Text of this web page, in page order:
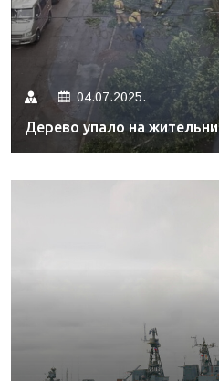
04.07.2025.
Дерево упало на